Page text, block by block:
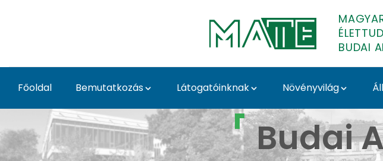
BUDAI
Főoldal Bemutatkozás Látogatóinknak Növényvilág
Acer platanoides - BudaiBudai